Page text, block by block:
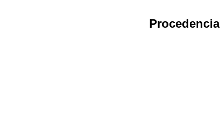
Procedencia